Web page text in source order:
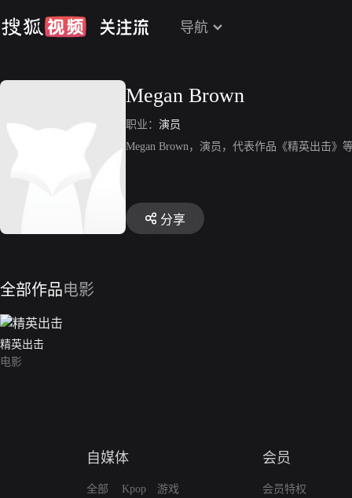
导航
Megan Brown
职业： 演员
Megan Brown，演员，代表作品《精英出击》
分享
全部作品电影
精英出击
电影
自媒体
全部
Kpop
游戏
会员
会员特权